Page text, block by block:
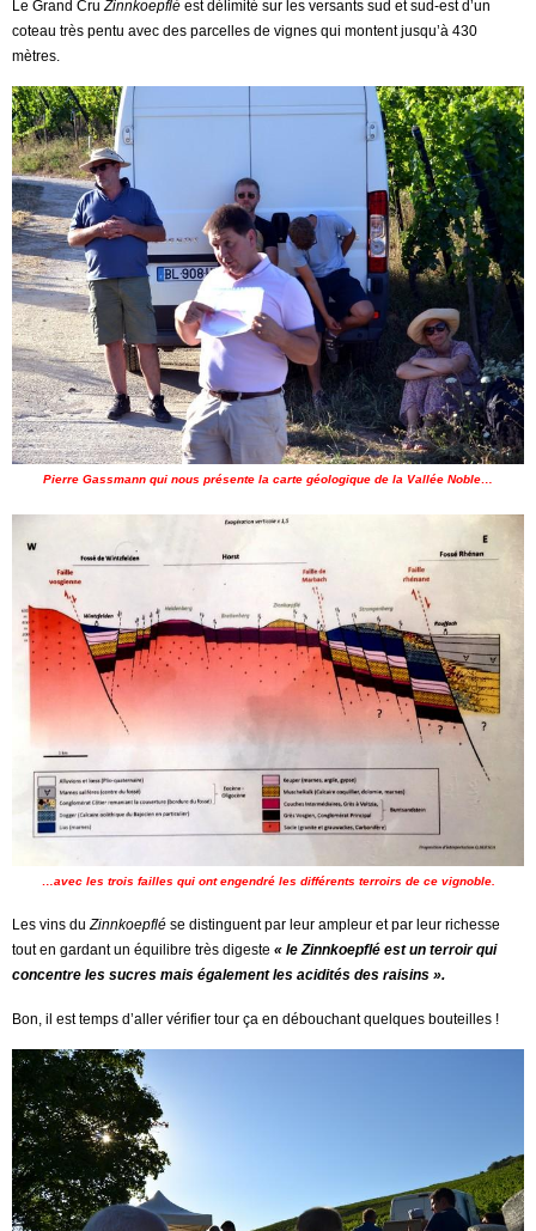
Le Grand CruZinnkoepflé est délimité sur les versants sud et sud-est d’un
coteau très pentu avec des parcelles de vignes qui montent jusqu’à 430
mètres.
Pierre Gassmann qui nous présente la carte géologique de la Vallée Noble…
…avec les trois failles qui ont engendré les différents terroirs de ce vignoble.
Les vins du Zinnkoepflé se distinguent par leur ampleur et par leur richesse
tout en gardant un équilibre très digeste « le Zinnkoepflé est un terroir qui
concentre les sucres mais également les acidités des raisins ».
Bon, il est temps d’aller vérifier tour ça en débouchant quelques bouteilles !